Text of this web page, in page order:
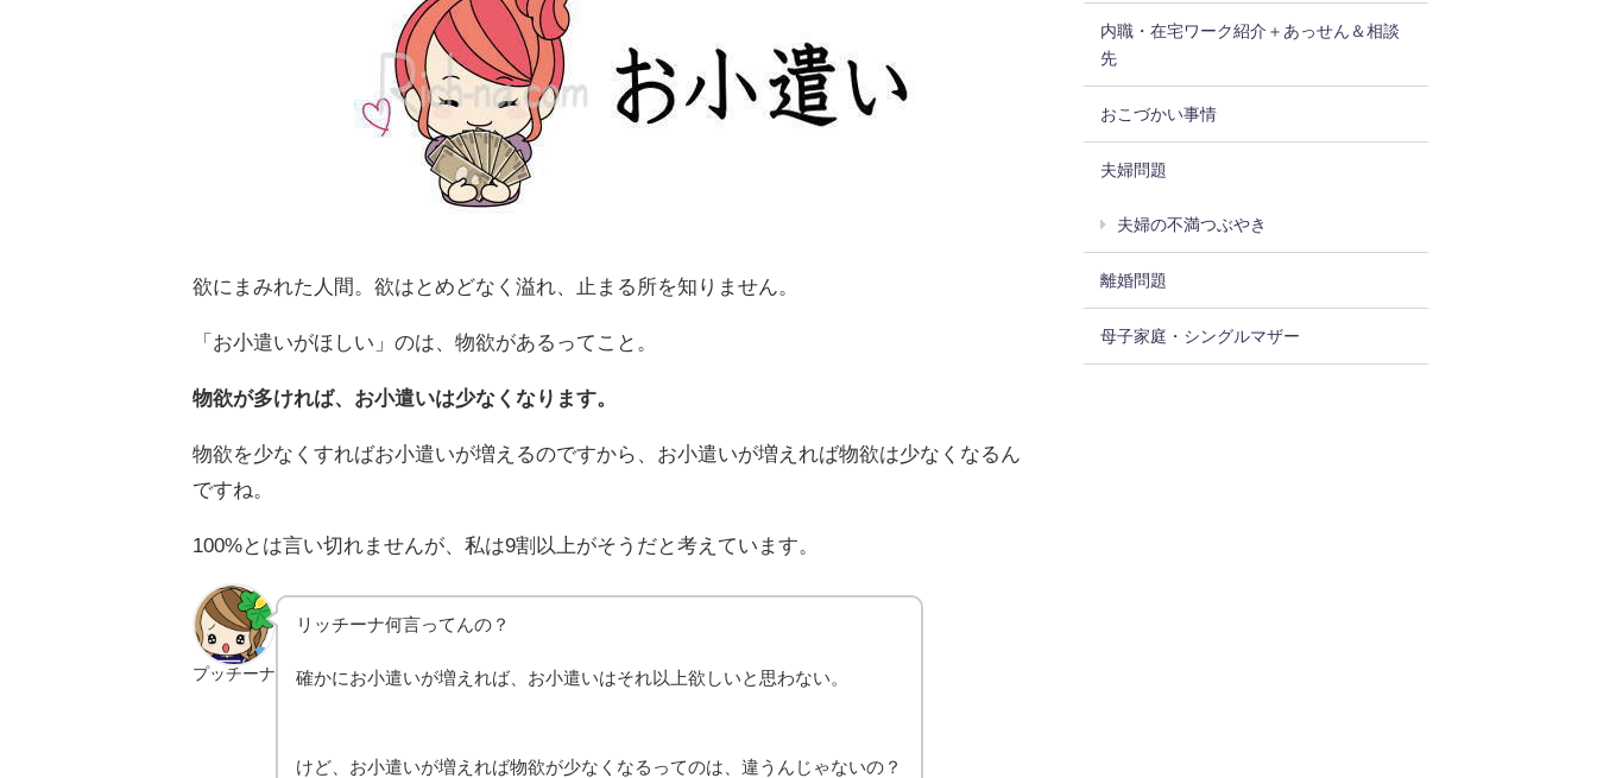
欲にまみれた人間。欲はとめどなく溢れ、止まる所を知りません。
「お小遣いがほしい」のは、物欲があるってこと。
物欲が多ければ、お小遣いは少なくなります。
物欲を少なくすればお小遣いが増えるのですから、お小遣いが増えれば物欲は少なくなるん
ですね。
100%とは言い切れませんが、私は9割以上がそうだと考えています。
プッチーナ
リッチーナ何言ってんの？
確かにお小遣いが増えれば、お小遣いはそれ以上欲しいと思わない。
けど、お小遣いが増えれば物欲が少なくなるってのは、違うんじゃないの？
内職・在宅ワーク紹介＋あっせん＆相談
先
おこづかい事情
夫婦問題
夫婦の不満つぶやき
離婚問題
母子家庭・シングルマザー